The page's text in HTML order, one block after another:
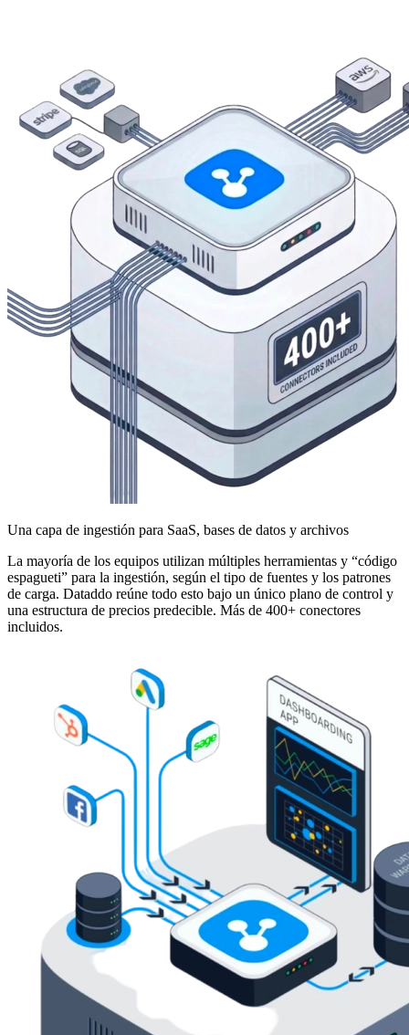
Una capa de ingestión para SaaS, bases de datos y archivos
La mayoría de los equipos utilizan múltiples herramientas y “código
espagueti” para la ingestión, según el tipo de fuentes y los patrones
de carga. Dataddo reúne todo esto bajo un único plano de control y
una estructura de precios predecible. Más de 400+ conectores
incluidos.